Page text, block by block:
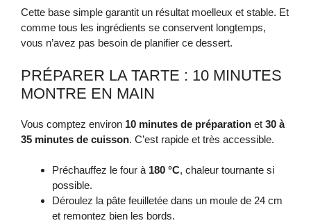
Cette base simple garantit un résultat moelleux et stable. Et
comme tous les ingrédients se conservent longtemps,
vous n’avez pas besoin de planifier ce dessert.
PRÉPARER LA TARTE : 10 MINUTES
MONTRE EN MAIN
Vous comptez environ 10 minutes de préparation et 30 à
35 minutes de cuisson. C’est rapide et très accessible.
Préchauffez le four à 180 °C, chaleur tournante si
possible.
Déroulez la pâte feuilletée dans un moule de 24 cm
et remontez bien les bords.